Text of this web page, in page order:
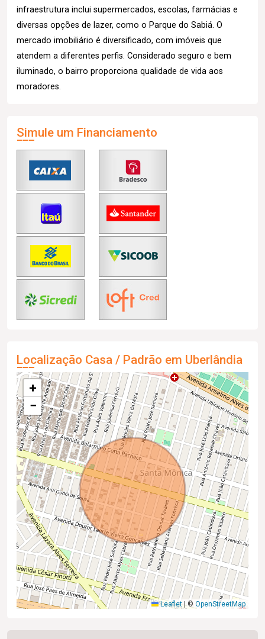
infraestrutura inclui supermercados, escolas, farmácias e
diversas opções de lazer, como o Parque do Sabiá. O
mercado imobiliário é diversificado, com imóveis que
atendem a diferentes perfis. Considerado seguro e bem
iluminado, o bairro proporciona qualidade de vida aos
moradores.
Simule um Financiamento
Localização Casa / Padrão em Uberlândia
+
−
Leaflet |© OpenStreetMap